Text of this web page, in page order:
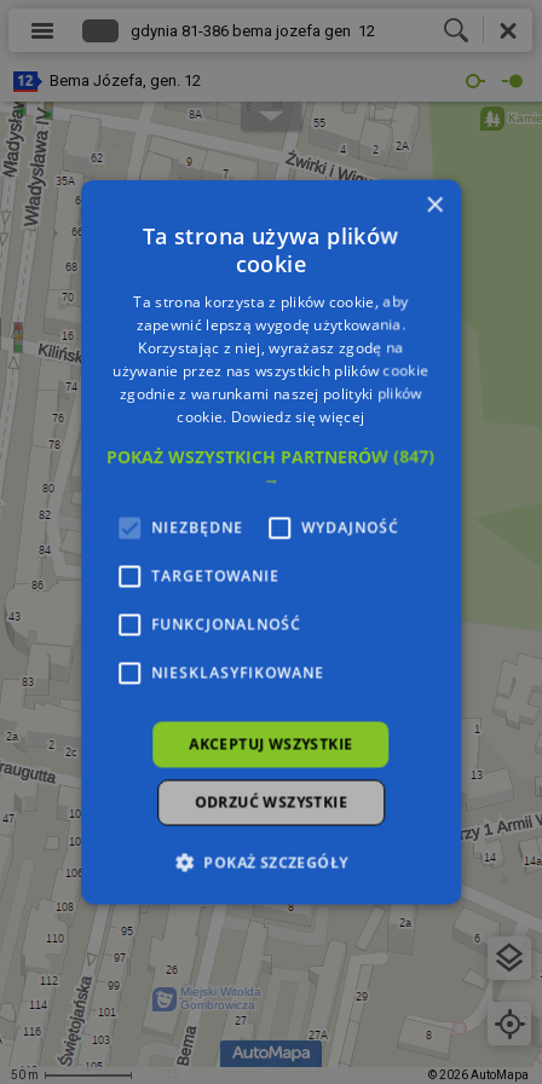
50 m © 2026 AutoMapa
Bema Józefa, gen. 12
×
Ta strona używa plików
cookie
Ta strona korzysta z plików cookie, aby
zapewnić lepszą wygodę użytkowania.
Korzystając z niej, wyrażasz zgodę na
używanie przez nas wszystkich plików cookie
zgodnie z warunkami naszej polityki plików
cookie. Dowiedz się więcej
POKAŻ WSZYSTKICH PARTNERÓW(847)
→
NIEZBĘDNE WYDAJNOŚĆ
TARGETOWANIE
FUNKCJONALNOŚĆ
NIESKLASYFIKOWANE
AKCEPTUJ WSZYSTKIE
ODRZUĆ WSZYSTKIE
POKAŻ SZCZEGÓŁY
Niezbędne Wydajność
Targetowanie
Funkcjonalność
Niesklasyfikowane
Niezbędne pliki cookie umożliwiają korzystanie z
podstawowych funkcji strony internetowej,
takich jak logowanie użytkownika i zarządzanie